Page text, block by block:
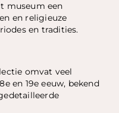
museum een
en religieuze
en tradities.
omvat veel
en 19e eeuw, bekend